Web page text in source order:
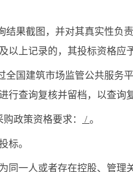
结果截图，并对其真实性负
以上记录的，其投标资格应
全国建筑市场监管公共服务
行查询复核并留档，以查
政策资格要求： /。
标。
同一人或者存在控股、管